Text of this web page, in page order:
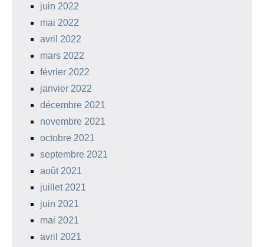
juin 2022
mai 2022
avril 2022
mars 2022
février 2022
janvier 2022
décembre 2021
novembre 2021
octobre 2021
septembre 2021
août 2021
juillet 2021
juin 2021
mai 2021
avril 2021